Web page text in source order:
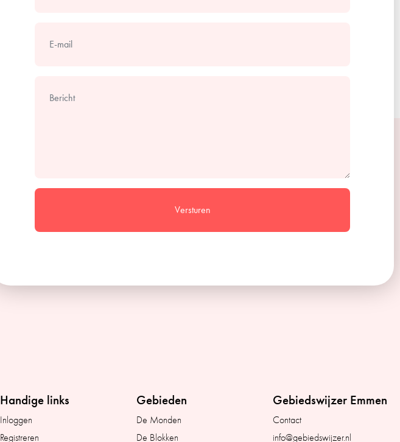
Versturen
Handige links
Inloggen
Registreren
Gebieden
De Monden
De Blokken
Gebiedswijzer Emmen
Contact
info@gebiedswijzer.nl